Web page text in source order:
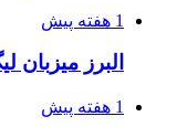
1 هفته پیش
البرز میزبان
1 هفته پیش